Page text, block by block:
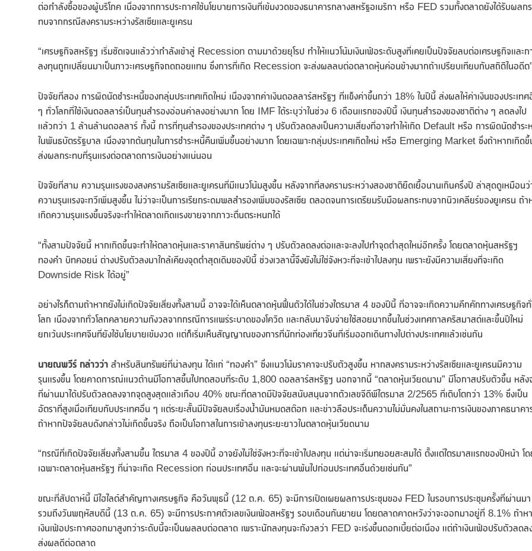
ต่อกำลังซื้อของผู้บริโภค เนื่องจากการประกาศใช้นโยบายการเงินที่เข้มงวดของธนาคารกลางสหรัฐอเมริกา หรือ FED รวมทั้งตลาดยังได้รับผลก
ทบจากกรณีสงครามระหว่างรัสเซียและยูเครน
“เศรษฐกิจสหรัฐฯ เริ่มชัดเจนแล้วว่ากำลังเข้าสู่ Recession ตามมาด้วยยุโรป ทำให้แนวโน้มเงินเฟ้อระดับสูงที่เคยเป็นปัจจัยลบต่อเศรษฐกิจและก
ลงทุนถูกเปลี่ยนมาเป็นภาวะเศรษฐกิจถดถอยแทน ซึ่งการที่เกิด Recession จะส่งผลลบต่อตลาดหุ้นค่อนข้างมากถ้าเปรียบเทียบกับสถิติในอดีต”
ปัจจัยที่สอง การผิดนัดชำระหนี้ของกลุ่มประเทศเกิดใหม่ เนื่องจากค่าเงินดอลลาร์สหรัฐฯ ที่แข็งค่าขึ้นกว่า 18% ในปีนี้ ส่งผลให้ค่าเงินของประเทศ
ๆ ทั่วโลกที่ใช้เงินดอลลาร์เป็นทุนสำรองอ่อนค่าลงอย่างมาก โดย IMF ได้ระบุว่าในช่วง 6 เดือนแรกของปีนี้ เงินทุนสำรองของชาติต่าง ๆ ลดลงไป
แล้วกว่า 1 ล้านล้านดอลลาร์ ทั้งนี้ การที่ทุนสำรองของประเทศต่าง ๆ ปรับตัวลดลงเป็นความเสี่ยงที่อาจทำให้เกิด Default หรือ การผิดนัดชำระ
ในพันธบัตรรัฐบาล เนื่องจากต้นทุนในการชำระหนี้คืนเพิ่มขึ้นอย่างมาก โดยเฉพาะกลุ่มประเทศเกิดใหม่ หรือ Emerging Market ซึ่งถ้าหากเกิดขึ้
ส่งผลกระทบที่รุนแรงต่อตลาดการเงินอย่างแน่นอน
ปัจจัยที่สาม ความรุนแรงของสงครามรัสเซียและยูเครนที่มีแนวโน้มสูงขึ้น หลังจากที่สงครามระหว่างสองชาติยืดเยื้อนานเกินครึ่งปี ล่าสุดดูเหมือนว่
ความรุนแรงจะทวีเพิ่มสูงขึ้น ไม่ว่าจะเป็นการเรียกระดมพลสำรองเพิ่มของรัสเซีย ตลอดจนการเตรียมรับมือผลกระทบจากนิวเคลียร์ของยูเครน ถ้า
เกิดความรุนแรงขึ้นจริงจะทำให้ตลาดเกิดแรงขายจากภาวะตื่นตระหนกได้
“ทั้งสามปัจจัยนี้ หากเกิดขึ้นจะทำให้ตลาดหุ้นและราคาสินทรัพย์ต่าง ๆ ปรับตัวลดลงต่อและจะลงไปทำจุดต่ำสุดใหม่อีกครั้ง โดยตลาดหุ้นสหรัฐฯ
ทองคำ บิทคอยน์ ต่างปรับตัวลงมาใกล้เคียงจุดต่ำสุดเดิมของปีนี้ ช่วงเวลานี้จึงยังไม่ใช่จังหวะที่จะเข้าไปลงทุน เพราะยังมีความเสี่ยงที่จะเกิด
Downside Risk ได้อยู่”
อย่างไรก็ตามถ้าหากยังไม่เกิดปัจจัยเสี่ยงทั้งสามนี้ อาจจะได้เห็นตลาดหุ้นฟื้นตัวได้ในช่วงไตรมาส 4 ของปีนี้ ที่อาจจะเกิดความคึกคักทางเศรษฐกิจ
โลก เนื่องจากทั่วโลกคลายความกังวลจากกรณีการแพร่ระบาดของโควิด และกลับมาจับจ่ายใช้สอยมากขึ้นในช่วงเทศกาลคริสมาสต์และขึ้นปีใหม่
ยกเว้นประเทศจีนที่ยังใช้นโยบายเข้มงวด แต่ก็เริ่มเห็นสัญญาณของการที่นักท่องเที่ยวจีนที่เริ่มออกเดินทางไปต่างประเทศแล้วเช่นกัน
นายณพวีร์ กล่าวว่า สำหรับสินทรัพย์ที่น่าลงทุน ได้แก่ “ทองคำ” ซึ่งแนวโน้มราคาจะปรับตัวสูงขึ้น หากสงครามระหว่างรัสเซียและยูเครนมีความ
รุนแรงขึ้น โดยคาดการณ์แนวต้านมีโอกาสขึ้นไปทดสอบที่ระดับ 1,800 ดอลลาร์สหรัฐฯ นอกจากนี้ “ตลาดหุ้นเวียดนาม” มีโอกาสปรับตัวขึ้น หลัง
ที่ผ่านมาได้ปรับตัวลดลงจากจุดสูงสุดแล้วเกือบ 40% ขณะที่ตลาดมีปัจจัยสนับสนุนจากตัวเลขจีดีพีไตรมาส 2/2565 ที่เติบโตกว่า 13% ซึ่งเป็น
อัตราที่สูงเมื่อเทียบกับประเทศอื่น ๆ แต่ระยะสั้นมีปัจจัยลบเรื่องน้ำมันหมดสต๊อก และข่าวลือประเด็นความไม่มั่นคงในสถานะการเงินของภาคธนาคา
ถ้าหากปัจจัยลบดังกล่าวไม่เกิดขึ้นจริง ถือเป็นโอกาสในการเข้าลงทุนระยะยาวในตลาดหุ้นเวียดนาม
“กรณีที่เกิดปัจจัยเสี่ยงทั้งสามขึ้น ไตรมาส 4 ของปีนี้ อาจยังไม่ใช่จังหวะที่จะเข้าไปลงทุน แต่น่าจะเริ่มทยอยสะสมได้ ตั้งแต่ไตรมาสแรกของปีหน้า โ
เฉพาะตลาดหุ้นสหรัฐฯ ที่น่าจะเกิด Recession ก่อนประเทศอื่น และจะผ่านพ้นไปก่อนประเทศอื่นด้วยเช่นกัน”
ขณะที่สัปดาห์นี้ มีไฮไลต์สำคัญทางเศรษฐกิจ คือวันพุธนี้ (12 ต.ค. 65) จะมีการเปิดเผยผลการประชุมของ FED ในรอบการประชุมครั้งที่ผ่านมา
รวมถึงวันพฤหัสบดีนี้ (13 ต.ค. 65) จะมีการประกาศตัวเลขเงินเฟ้อสหรัฐฯ รอบเดือนกันยายน โดยตลาดคาดหวังว่าจะออกมาอยู่ที่ 8.1% ถ้าห
เงินเฟ้อประกาศออกมาสูงกว่าระดับนี้จะเป็นผลลบต่อตลาด เพราะนักลงทุนจะกังวลว่า FED จะเร่งขึ้นดอกเบี้ยต่อเนื่อง แต่ถ้าเงินเฟ้อปรับตัวลดล
ส่งผลดีต่อตลาด